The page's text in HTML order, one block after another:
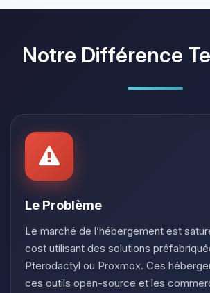
Notre Différence
Le Problème
Le marché de l’hébergement est
cost utilisant des solutions
Pterodactyl ou Proxmox. Ces
ces outils open-source et les
Youpi, enfin quelqu’un